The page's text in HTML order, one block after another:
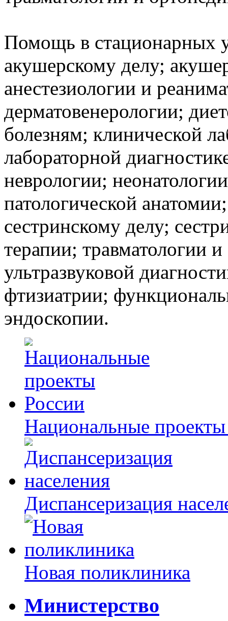
Помощь в стационарных
акушерскому делу;
анестезиологии и
дерматовенерологии;
болезням; клинической
лабораторной
неврологии;
патологической
сестринскому делу;
терапии; травматологии
ультразвуковой
фтизиатрии;
эндоскопии.
Национальные
Диспансеризация
Новая поликлиника
Министерство